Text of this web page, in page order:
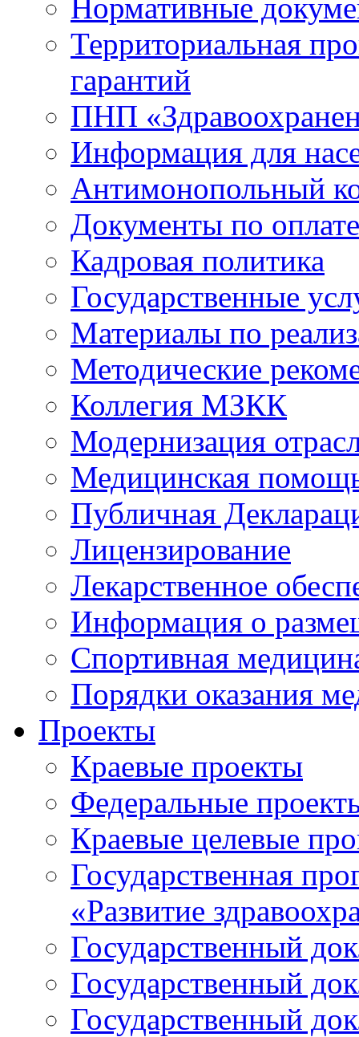
Нормативные
Территориальная
гарантий
ПНП
Информация для
Антимонопольный
Документы по
Кадровая политика
Государственные
Материалы по
Методические
Коллегия МЗКК
Модернизация
Медицинская
Публичная
Лицензирование
Лекарственное
Информация о
Спортивная
Порядки оказания
Проекты
Краевые проекты
Федеральные
Краевые целевые
Государственная
«Развитие
Государственный
Государственный
Государственный